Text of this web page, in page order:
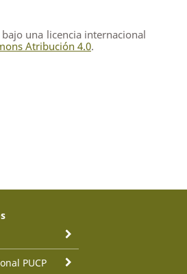
bajo una licencia internacional
Atribución 4.0.
PUCP